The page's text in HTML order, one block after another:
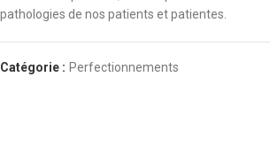
pathologies de nos patients et patientes.
Catégorie : Perfectionnements